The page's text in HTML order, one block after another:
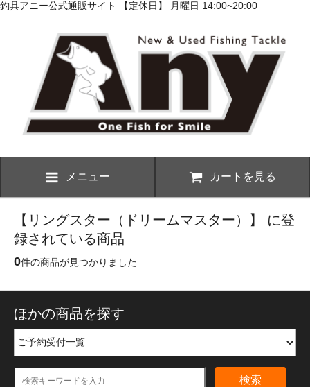
釣具アニー公式通販サイト 【定休日】 月曜日 14:00~20:00
メニュー カートを見る
【リングスター（ドリームマスター）】 に登
録されている商品
0件の商品が見つかりました
ほかの商品を探す
検索